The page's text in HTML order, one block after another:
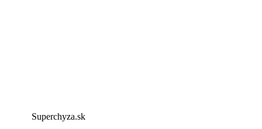
Superchyza.sk